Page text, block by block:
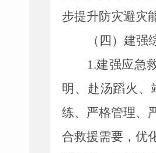
步提升防灾避灾
（四）建
1.建强应急
明、赴汤蹈火、
练、严格管理、
合救援需要，优